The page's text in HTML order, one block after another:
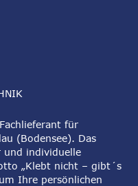
für
(Bodensee). Das
und individuelle
„Klebt nicht – gibt´s
Ihre persönlichen